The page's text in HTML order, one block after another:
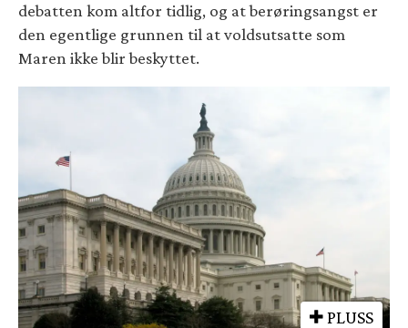
debatten kom altfor tidlig, og at berøringsangst er
den egentlige grunnen til at voldsutsatte som
Maren ikke blir beskyttet.
PLUSS